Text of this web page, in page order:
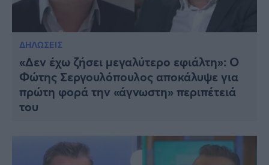
ΔΗΛΩΣΕΙΣ
«Δεν έχω ζήσει μεγαλύτερο εφιάλτη»: Ο
Φώτης Σεργουλόπουλος αποκάλυψε για
πρώτη φορά την «άγνωστη» περιπέτειά
του